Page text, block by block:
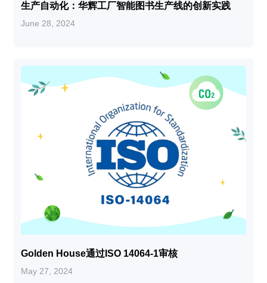
生产自动化：华辉工厂智能图书生产线的创新实践
June 28, 2024
Golden House通过ISO 14064-1审核
May 27, 2024